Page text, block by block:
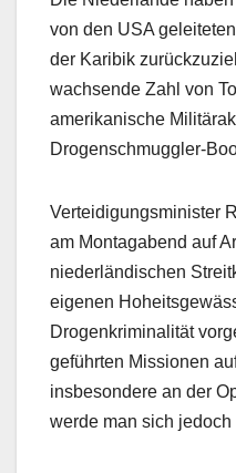
von den USA
der Karibik
wachsende Zahl von
amerikanische
Drogenschmuggler-
Verteidigungsminister
am Montagabend auf
niederländischen
eigenen
Drogenkriminalität
geführten Missionen
insbesondere an der
werde man sich